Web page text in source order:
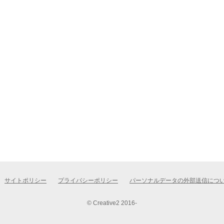
サイトポリシー プライバシーポリシー パーソナルデータの外部送信につ
© Creative2 2016-